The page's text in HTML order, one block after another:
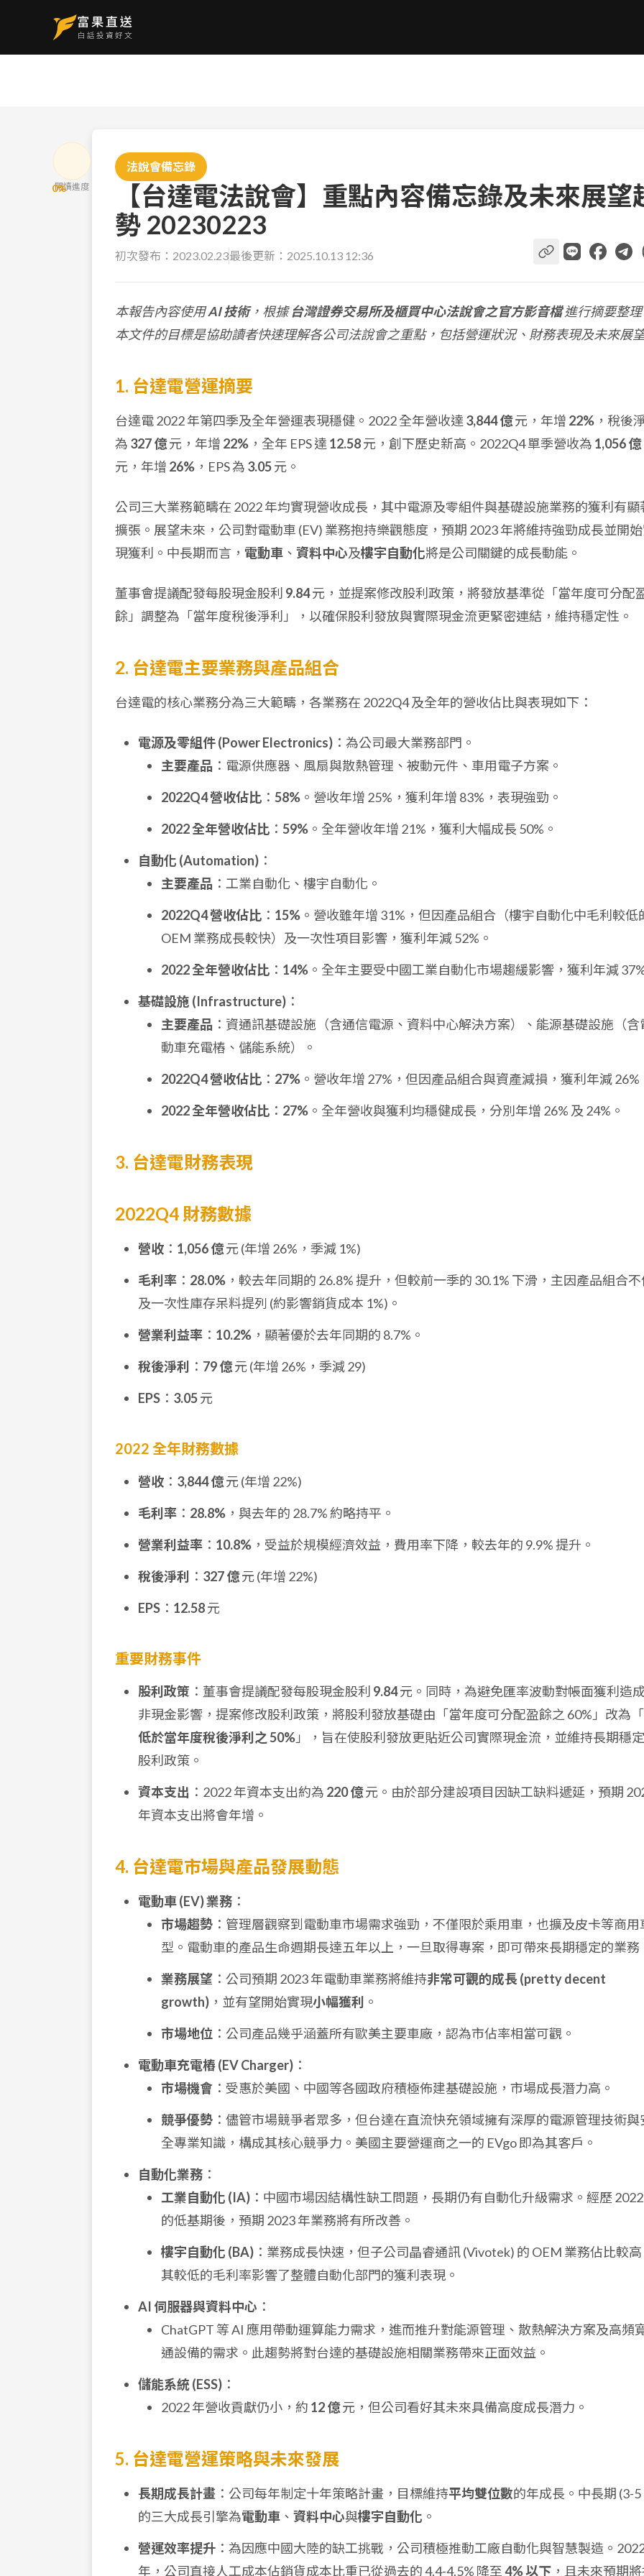
0%
閱讀進度
法說會備忘錄
【台達電法說會】重點內容備忘錄及未來展望
勢 20230223
初次發布： 2023.02.23最後更新： 2025.10.13 12:36
本報告內容使用AI 技術，根據台灣證券交易所及櫃買中心法說會之官方影音檔進行摘要整
本文件的目標是協助讀者快速理解各公司法說會之重點，包括營運狀況、財務表現及未來展
1. 台達電營運摘要
台達電 2022 年第四季及全年營運表現穩健。2022 全年營收達 3,844 億元，年增 22% ，稅後
為 327 億元，年增 22% ，全年 EPS 達 12.58元，創下歷史新高。2022Q4 單季營收為 1,056 億
元，年增 26% ，EPS 為 3.05元。
公司三大業務範疇在 2022 年均實現營收成長，其中電源及零組件與基礎設施業務的獲利有顯
擴張。展望未來，公司對電動車 (EV) 業務抱持樂觀態度，預期 2023 年將維持強勁成長並開
現獲利。中長期而言， 電動車 、 資料中心及樓宇自動化將是公司關鍵的成長動能。
董事會提議配發每股現金股利 9.84元，並提案修改股利政策，將發放基準從「當年度可分配
餘」調整為「當年度稅後淨利」，以確保股利發放與實際現金流更緊密連結，維持穩定性。
2. 台達電主要業務與產品組合
台達電的核心業務分為三大範疇，各業務在 2022Q4 及全年的營收佔比與表現如下：
電源及零組件 (Power Electronics) ：為公司最大業務部門。
主要產品 ：電源供應器、風扇與散熱管理、被動元件、車用電子方案。
2022Q4 營收佔比 ： 58% 。營收年增 25%，獲利年增 83%，表現強勁。
2022 全年營收佔比 ： 59% 。全年營收年增 21%，獲利大幅成長 50%。
自動化 (Automation) ：
主要產品 ：工業自動化、樓宇自動化。
2022Q4 營收佔比 ： 15% 。營收雖年增 31%，但因產品組合（樓宇自動化中毛利較低
OEM 業務成長較快）及一次性項目影響，獲利年減 52%。
2022 全年營收佔比 ： 14% 。全年主要受中國工業自動化市場趨緩影響，獲利年減
基礎設施 (Infrastructure) ：
主要產品 ：資通訊基礎設施（含通信電源、資料中心解決方案）、能源基礎設施（含
動車充電樁、儲能系統）。
2022Q4 營收佔比 ： 27% 。營收年增 27%，但因產品組合與資產減損，獲利年減 26%
2022 全年營收佔比 ： 27% 。全年營收與獲利均穩健成長，分別年增 26% 及 24%。
3. 台達電財務表現
2022Q4 財務數據
營收 ： 1,056 億元 (年增 26%，季減 1%)
毛利率 ： 28.0% ，較去年同期的 26.8% 提升，但較前一季的 30.1% 下滑，主因產品組合
及一次性庫存呆料提列 (約影響銷貨成本 1%)。
營業利益率 ： 10.2% ，顯著優於去年同期的 8.7%。
稅後淨利
： 79 億元 (年增 26%，季減 29)
EPS ： 3.05元
2022 全年財務數據
營收 ： 3,844 億元 (年增 22%)
毛利率 ： 28.8% ，與去年的 28.7% 約略持平。
營業利益率 ： 10.8% ，受益於規模經濟效益，費用率下降，較去年的 9.9% 提升。
稅後淨利
： 327 億元 (年增 22%)
EPS ： 12.58元
重要財務事件
股利政策 ：董事會提議配發每股現金股利 9.84元。同時，為避免匯率波動對帳面獲利造
非現金影響，提案修改股利政策，將股利發放基礎由「當年度可分配盈餘之 60%」改為「
低於當年度稅後淨利之 50% 」，旨在使股利發放更貼近公司實際現金流，並維持長期穩
股利政策。
資本支出 ：2022 年資本支出約為 220 億元。由於部分建設項目因缺工缺料遞延，預期
年資本支出將會年增。
4. 台達電市場與產品發展動態
電動車 (EV) 業務 ：
市場趨勢 ：管理層觀察到電動車市場需求強勁，不僅限於乘用車，也擴及皮卡等商用
型。電動車的產品生命週期長達五年以上，一旦取得專案，即可帶來長期穩定的業務
業務展望 ：公司預期 2023 年電動車業務將維持非常可觀的成長 (pretty decent
growth) ，並有望開始實現小幅獲利 。
市場地位 ：公司產品幾乎涵蓋所有歐美主要車廠，認為市佔率相當可觀。
電動車充電樁 (EV Charger) ：
市場機會 ：受惠於美國、中國等各國政府積極佈建基礎設施，市場成長潛力高。
競爭優勢 ：儘管市場競爭者眾多，但台達在直流快充領域擁有深厚的電源管理技術與
全專業知識，構成其核心競爭力。美國主要營運商之一的 EVgo 即為其客戶。
自動化業務 ：
工業自動化 (IA) ：中國市場因結構性缺工問題，長期仍有自動化升級需求。經歷
的低基期後，預期 2023 年業務將有所改善。
樓宇自動化 (BA) ：業務成長快速，但子公司晶睿通訊 (Vivotek) 的 OEM 業務佔比較
其較低的毛利率影響了整體自動化部門的獲利表現。
AI 伺服器與資料中心 ：
ChatGPT 等 AI 應用帶動運算能力需求，進而推升對能源管理、散熱解決方案及高頻
通設備的需求。此趨勢將對台達的基礎設施相關業務帶來正面效益。
儲能系統 (ESS) ：
2022 年營收貢獻仍小，約 12 億元，但公司看好其未來具備高度成長潛力。
5. 台達電營運策略與未來發展
長期成長計畫 ：公司每年制定十年策略計畫，目標維持平均雙位數的年成長。中長期 (3-5
的三大成長引擎為電動車 、 資料中心與樓宇自動化 。
營運效率提升 ：為因應中國大陸的缺工挑戰，公司積極推動工廠自動化與智慧製造。
年，公司直接人工成本佔銷貨成本比重已從過去的 4.4-4.5% 降至 4% 以下 ，且未來預期